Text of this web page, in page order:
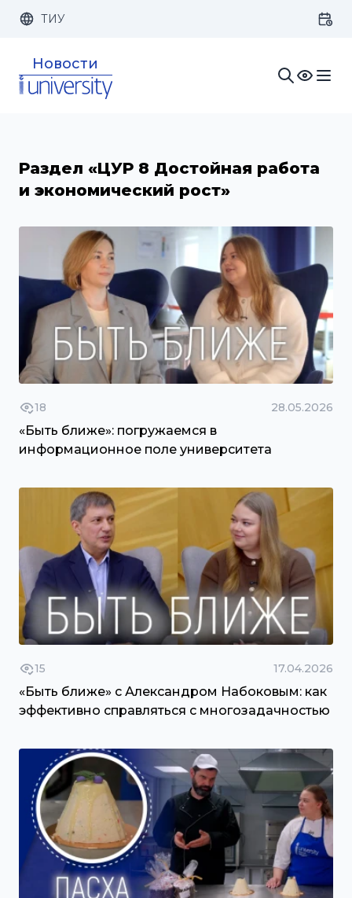
Изображения:
ТИУ
Новости
Раздел «ЦУР 8 Достойная работа
и экономический рост»
18 28.05.2026
«Быть ближе»: погружаемся в
информационное поле университета
15 17.04.2026
«Быть ближе» с Александром Набоковым: как
эффективно справляться с многозадачностью